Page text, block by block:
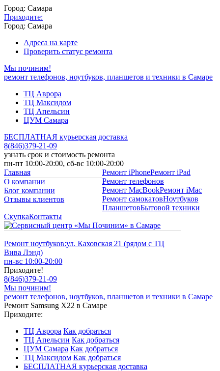
Город: Самара
Приходите:
Город: Самара
Адреса на карте
Проверить статус ремонта
Мы починим!
ремонт телефонов, ноутбуков, планшетов и техники в Самаре
ТЦ Аврора
ТЦ Максидом
ТЦ Апельсин
ЦУМ Самара
БЕСПЛАТНАЯ курьерская доставка
8(846)379-21-09
узнать срок и стоимость ремонта
пн-пт 10:00-20:00, сб-вс 10:00-20:00
Главная
О компании
Блог компании
Отзывы клиентов
Ремонт iPhoneРемонт iPad
Ремонт телефонов
Ремонт MacBookРемонт iMac
Ремонт самокатовНоутбуков
ПланшетовБытовой техники
СкупкаКонтакты
Ремонт ноутбуков:ул. Каховская 21 (рядом с ТЦ
Вива Лэнд)
пн-вс 10:00-20:00
Приходите!
8(846)379-21-09
Мы починим!
ремонт телефонов, ноутбуков, планшетов и техники в Самаре
Ремонт Samsung X22 в Самаре
Приходите:
ТЦ Аврора Как добраться
ТЦ Апельсин Как добраться
ЦУМ Самара Как добраться
ТЦ Максидом Как добраться
БЕСПЛАТНАЯ курьерская доставка